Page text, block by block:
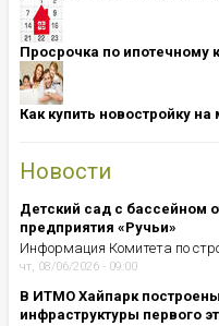
Просрочка по ипотечному
Как купить новостройку на
Новости
Детский сад с бассейном
предприятия «Ручьи»
Информация Комитета по
чт, 08/06/2026 - 09:00
В ИТМО Хайпарк
инфраструктуры первого